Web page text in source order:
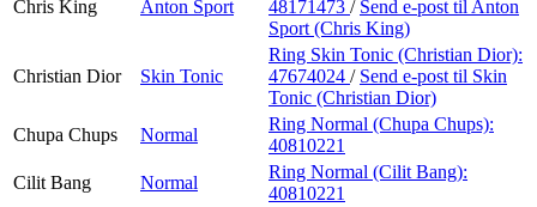
Chris King Anton Sport
48171473 / Send e-post til Anton
Sport (Chris King)
Christian Dior Skin Tonic
Ring Skin Tonic (Christian Dior):
47674024 / Send e-post til Skin
Tonic (Christian Dior)
Chupa Chups
Normal
Ring Normal (Chupa Chups):
40810221
Cilit Bang
Normal
Ring Normal (Cilit Bang):
40810221